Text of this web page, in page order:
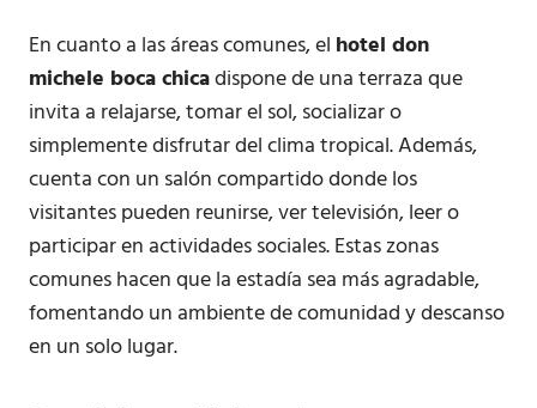
En cuanto a las áreas comunes, el hotel don
michele boca chicadispone de una terraza que
invita a relajarse, tomar el sol, socializar o
simplemente disfrutar del clima tropical. Además,
cuenta con un salón compartido donde los
visitantes pueden reunirse, ver televisión, leer o
participar en actividades sociales. Estas zonas
comunes hacen que la estadía sea más agradable,
fomentando un ambiente de comunidad y descanso
en un solo lugar.